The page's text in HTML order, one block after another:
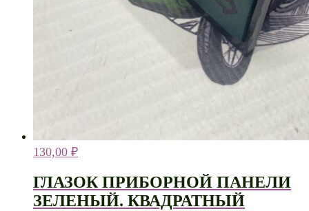
130,00 ₽
ГЛАЗОК ПРИБОРНОЙ ПАНЕЛИ
ЗЕЛЕНЫЙ. КВАДРАТНЫЙ